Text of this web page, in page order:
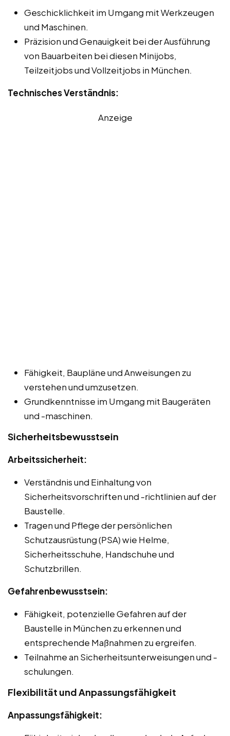
Geschicklichkeit im Umgang mit Werkzeugen
und Maschinen.
Präzision und Genauigkeit bei der Ausführung
von Bauarbeiten bei diesen Minijobs,
Teilzeitjobs und Vollzeitjobs in München.
Technisches Verständnis:
Anzeige
Fähigkeit, Baupläne und Anweisungen zu
verstehen und umzusetzen.
Grundkenntnisse im Umgang mit Baugeräten
und -maschinen.
Sicherheitsbewusstsein
Arbeitssicherheit:
Verständnis und Einhaltung von
Sicherheitsvorschriften und -richtlinien auf der
Baustelle.
Tragen und Pflege der persönlichen
Schutzausrüstung (PSA) wie Helme,
Sicherheitsschuhe, Handschuhe und
Schutzbrillen.
Gefahrenbewusstsein:
Fähigkeit, potenzielle Gefahren auf der
Baustelle in München zu erkennen und
entsprechende Maßnahmen zu ergreifen.
Teilnahme an Sicherheitsunterweisungen und -
schulungen.
Flexibilität und Anpassungsfähigkeit
Anpassungsfähigkeit: